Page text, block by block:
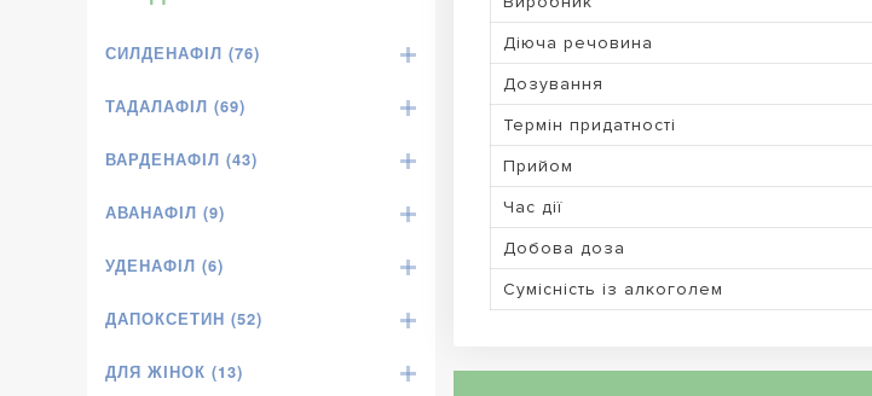
СИЛДЕНАФІЛ (76)
ТАДАЛАФІЛ (69)
ВАРДЕНАФІЛ (43)
АВАНАФІЛ (9)
УДЕНАФІЛ (6)
ДАПОКСЕТИН (52)
ДЛЯ ЖІНОК (13)
Діюча речовина
Дозування
Термін придатності
Прийом
Час дії
Добова доза
Сумісність із алкоголем